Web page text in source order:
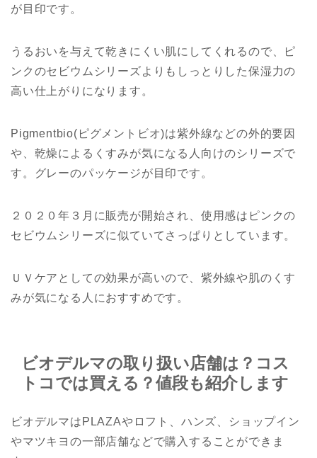
が目印です。
うるおいを与えて乾きにくい肌にしてくれるので、ピ
ンクのセビウムシリーズよりもしっとりした保湿力の
高い仕上がりになります。
Pigmentbio(ピグメントビオ)は紫外線などの外的要因
や、乾燥によるくすみが気になる人向けのシリーズで
す。グレーのパッケージが目印です。
２０２０年３月に販売が開始され、使用感はピンクの
セビウムシリーズに似ていてさっぱりとしています。
ＵＶケアとしての効果が高いので、紫外線や肌のくす
みが気になる人におすすめです。
ビオデルマの取り扱い店舗は？コス
トコでは買える？値段も紹介します
ビオデルマはPLAZAやロフト、ハンズ、ショップイン
やマツキヨの一部店舗などで購入することができま